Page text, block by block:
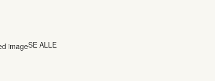
SE ALLE